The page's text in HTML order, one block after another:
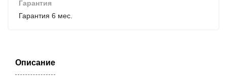
Гарантия
Гарантия 6 мес.
Описание